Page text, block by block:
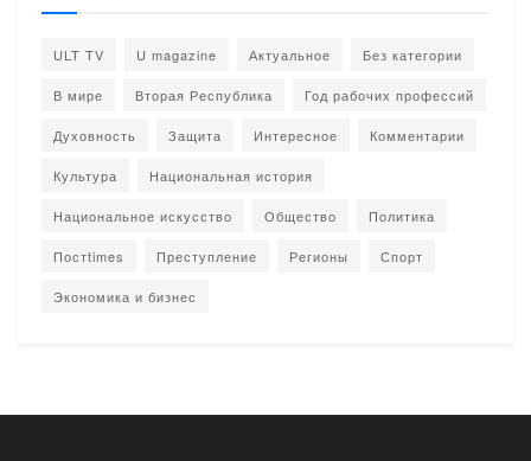
ULT TV U magazine Актуальное Без категории
В мире Вторая Республика Год рабочих профессий
Духовность Защита Интересное Комментарии
Культура Национальная история
Национальное искусство Общество Политика
Постtimes Преступление Регионы Спорт
Экономика и бизнес